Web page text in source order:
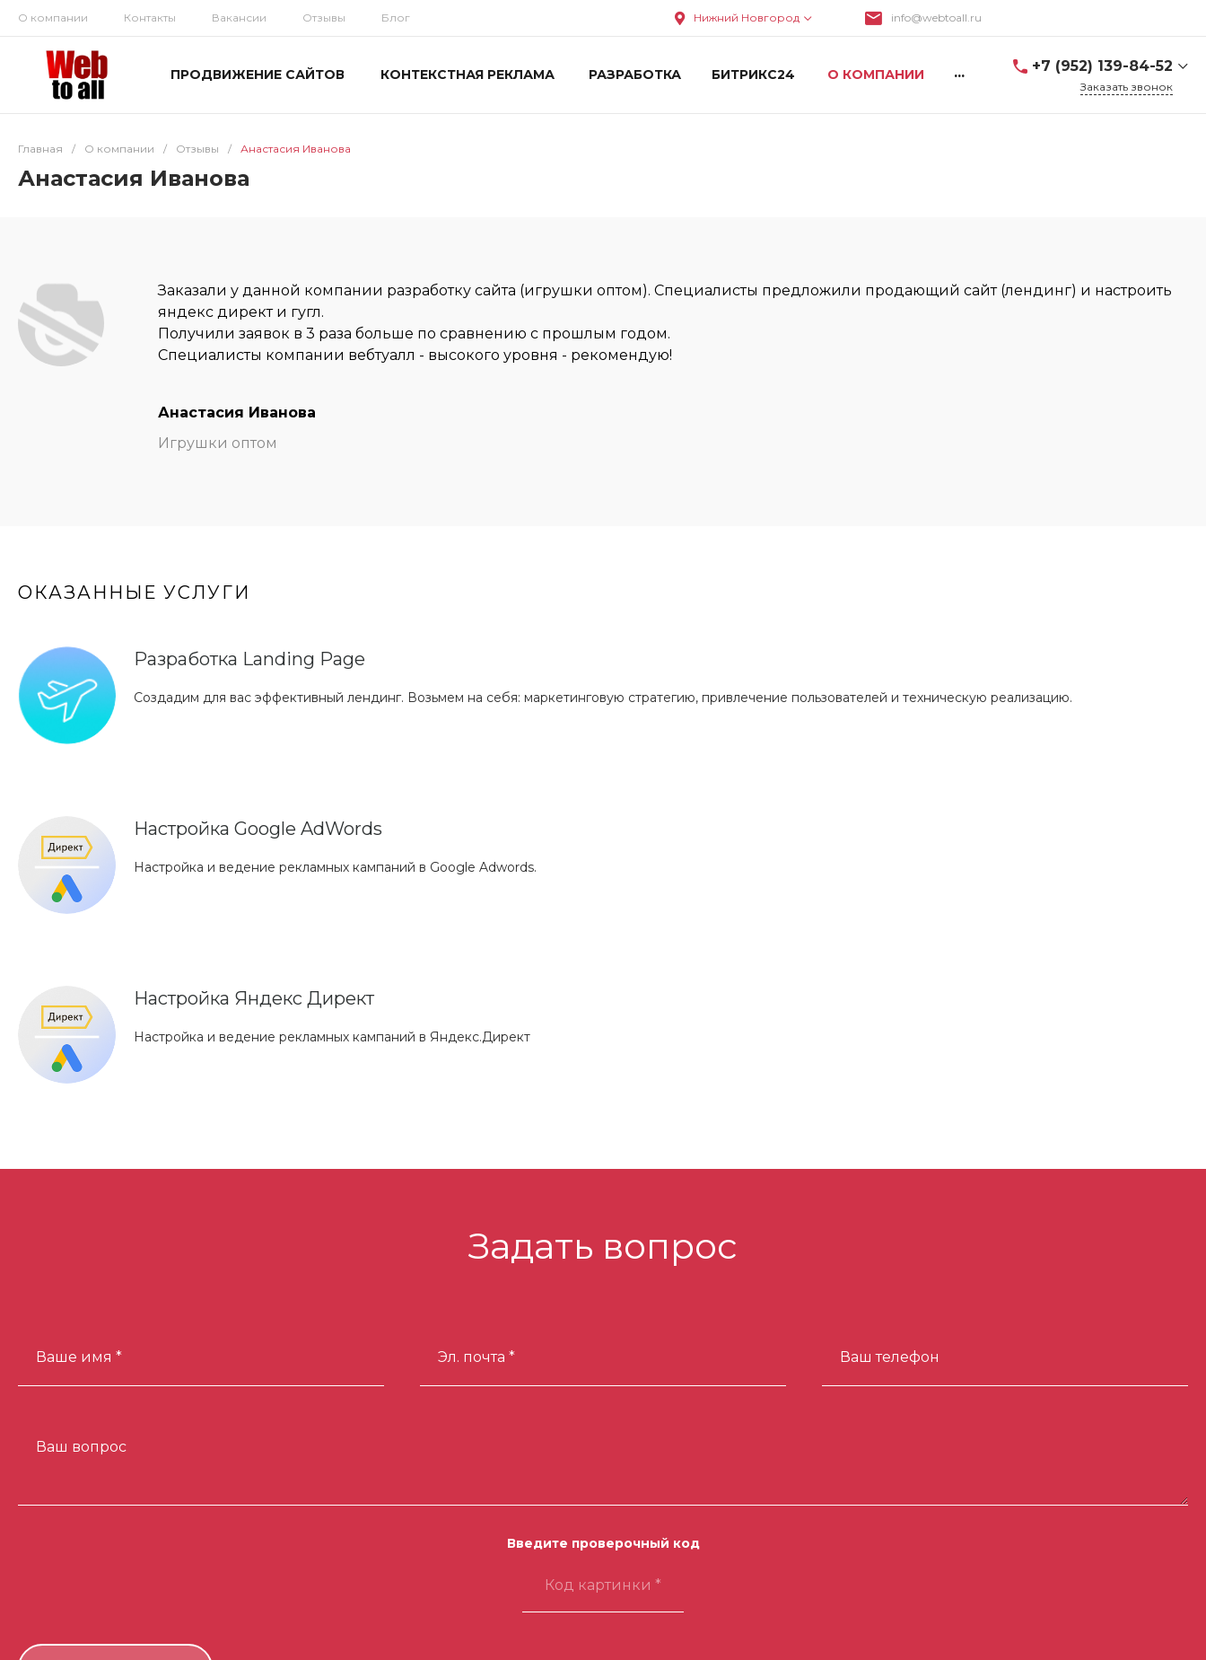
О компании Контакты Вакансии Отзывы Блог Нижний Новгород info@webtoall.ru
ПРОДВИЖЕНИЕ САЙТОВ КОНТЕКСТНАЯ РЕКЛАМА РАЗРАБОТКА БИТРИКС24 О КОМПАНИИ ... +7 (952) 139-84-52
Заказать звонок
Главная / О компании / Отзывы / Анастасия Иванова
Анастасия Иванова
Заказали у данной компании разработку сайта (игрушки оптом). Специалисты предложили продающий сайт (лендинг) и настроить
яндекс директ и гугл.
Получили заявок в 3 раза больше по сравнению с прошлым годом.
Специалисты компании вебтуалл - высокого уровня - рекомендую!
Анастасия Иванова
Игрушки оптом
ОКАЗАННЫЕ УСЛУГИ
Разработка Landing Page
Создадим для вас эффективный лендинг. Возьмем на себя: маркетинговую стратегию, привлечение пользователей и техническую реализацию.
Настройка Google AdWords
Настройка и ведение рекламных кампаний в Google Adwords.
Настройка Яндекс Директ
Настройка и ведение рекламных кампаний в Яндекс.Директ
Задать вопрос
Ваше имя * Эл. почта * Ваш телефон
Ваш вопрос
Введите проверочный код